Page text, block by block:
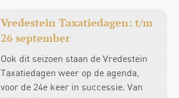
Vredestein Taxatiedagen: t/m
26 september
Ook dit seizoen staan de Vredestein
Taxatiedagen weer op de agenda,
voor de 24e keer in successie. Van